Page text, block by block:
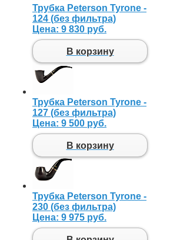
Трубка Peterson Tyrone -
124 (без фильтра)
Цена: 9 830 руб.
В корзину
Трубка Peterson Tyrone -
127 (без фильтра)
Цена: 9 500 руб.
В корзину
Трубка Peterson Tyrone -
230 (без фильтра)
Цена: 9 975 руб.